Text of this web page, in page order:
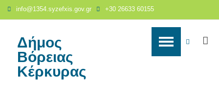
ΣΥΓΧΑΡΗΤΗΡΙΑ
ΜΟΣΧΑΤ
ΕΠΙΤΥΧΙΑ
info@1354.syzefxis.gov.gr +30 26633 60155
Δήμος
Βόρειας
Κέρκυρας